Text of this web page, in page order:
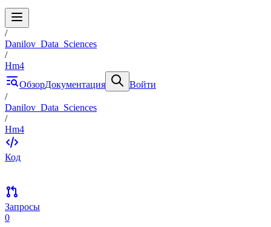
/
Danilov_Data_Sciences
/
Hm4
ОбзорДокументация
Войти
/
Danilov_Data_Sciences
/
Hm4
Код
Запросы
0